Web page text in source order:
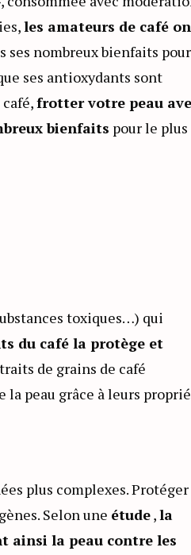
les amateurs de café
nombreux bienfaits
ses antioxydants sont
frotter votre peau
bienfaits pour le plus
toxiques…) qui
du café la protège et
de grains de café
la peau grâce à leurs
plus complexes. Protéger
Selon une étude,la
ainsi la peau contre les